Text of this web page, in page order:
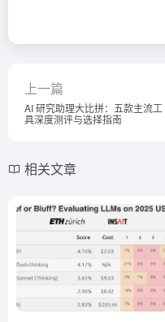
上一篇
AI 研究助理大比拼：五款主流工
具深度测评与选择指南
相关文章